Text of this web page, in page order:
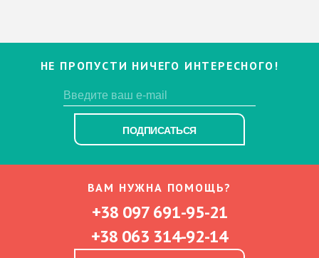
НЕ ПРОПУСТИ НИЧЕГО ИНТЕРЕСНОГО!
ПОДПИСАТЬСЯ
ВАМ НУЖНА ПОМОЩЬ?
+38 097 691-95-21
+38 063 314-92-14